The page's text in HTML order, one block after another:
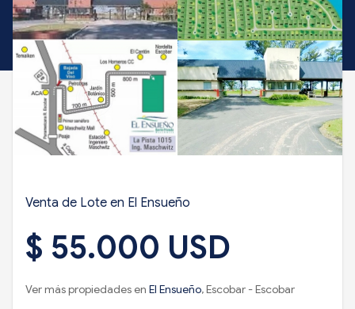
Venta de Lote en El Ensueño
$ 55.000 USD
Ver más propiedades en El Ensueño, Escobar - Escobar